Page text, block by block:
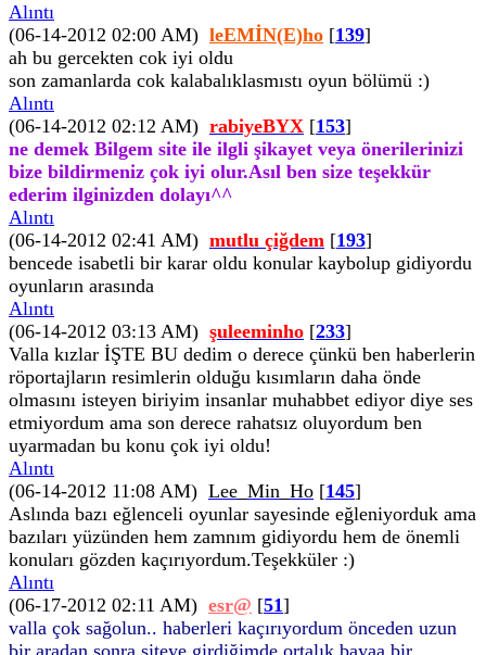
Alıntı
(06-14-2012 02:00 AM) leEMİN(E)ho [139]
ah bu gercekten cok iyi oldu
son zamanlarda cok kalabalıklasmıstı oyun bölümü :)
Alıntı
(06-14-2012 02:12 AM) rabiyeBYX [153]
ne demek Bilgem site ile ilgli şikayet veya önerilerinizi
bize bildirmeniz çok iyi olur.Asıl ben size teşekkür
ederim ilginizden dolayı^^
Alıntı
(06-14-2012 02:41 AM) mutlu çiğdem [193]
bencede isabetli bir karar oldu konular kaybolup gidiyordu
oyunların arasında
Alıntı
(06-14-2012 03:13 AM) şuleeminho [233]
Valla kızlar İŞTE BU dedim o derece çünkü ben haberlerin
röportajların resimlerin olduğu kısımların daha önde
olmasını isteyen biriyim insanlar muhabbet ediyor diye ses
etmiyordum ama son derece rahatsız oluyordum ben
uyarmadan bu konu çok iyi oldu!
Alıntı
(06-14-2012 11:08 AM) Lee_Min_Ho [145]
Aslında bazı eğlenceli oyunlar sayesinde eğleniyorduk ama
bazıları yüzünden hem zamnım gidiyordu hem de önemli
konuları gözden kaçırıyordum.Teşekküler :)
Alıntı
(06-17-2012 02:11 AM) esr@ [51]
valla çok sağolun.. haberleri kaçırıyordum önceden uzun
bir aradan sonra siteye girdiğimde ortalık bayaa bir